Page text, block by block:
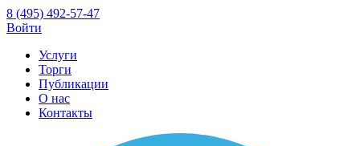
8 (495) 492-57-47
Войти
Услуги
Торги
Публикации
О нас
Контакты